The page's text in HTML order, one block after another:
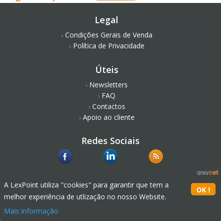
Legal
Condições Gerais de Venda
Política de Privacidade
Úteis
Newsletters
FAQ
Contactos
Apoio ao cliente
Redes Sociais
A LexPoint utiliza "cookies" para garantir que tem a
melhor experiência de utlização no nosso Website.
Mais informação